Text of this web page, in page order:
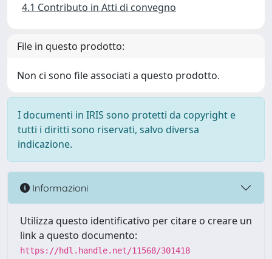
4.1 Contributo in Atti di convegno
File in questo prodotto:
Non ci sono file associati a questo prodotto.
I documenti in IRIS sono protetti da copyright e
tutti i diritti sono riservati, salvo diversa
indicazione.
Informazioni
Utilizza questo identificativo per citare o creare un
link a questo documento:
https://hdl.handle.net/11568/301418